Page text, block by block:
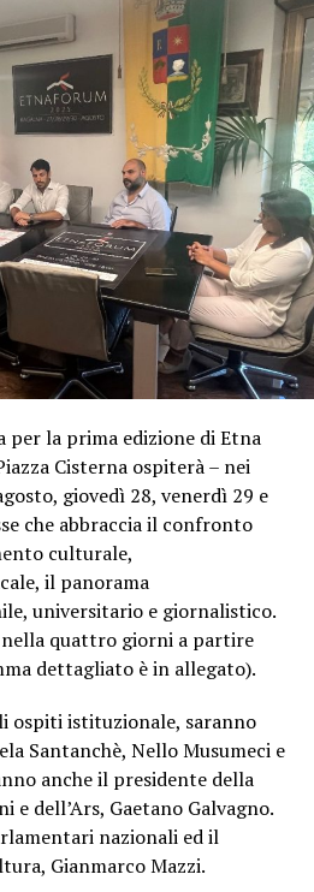
la prima edizione di Etna
Cisterna ospiterà – nei
giovedì 28, venerdì 29 e
che abbraccia il confronto
culturale,
il panorama
universitario e giornalistico.
quattro giorni a partire
dettagliato è in allegato).
ospiti istituzionale, saranno
Santanchè, Nello Musumeci e
anche il presidente della
e dell’Ars, Gaetano Galvagno.
nazionali ed il
Gianmarco Mazzi.